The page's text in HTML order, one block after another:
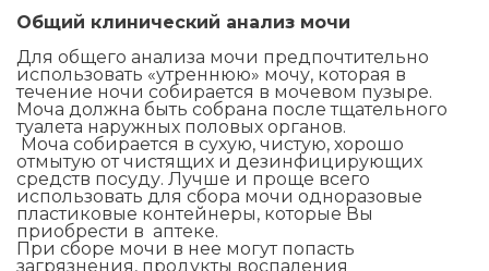
Общий клинический анализ мочи
Для общего анализа мочи предпочтительно
использовать «утреннюю» мочу, которая в
течение ночи собирается в мочевом пузыре.
Моча должна быть собрана после тщательного
туалета наружных половых органов.
Моча собирается в сухую, чистую, хорошо
отмытую от чистящих и дезинфицирующих
средств посуду. Лучше и проще всего
использовать для сбора мочи одноразовые
пластиковые контейнеры, которые Вы
приобрести в аптеке.
При сборе мочи в нее могут попасть
загрязнения, продукты воспаления